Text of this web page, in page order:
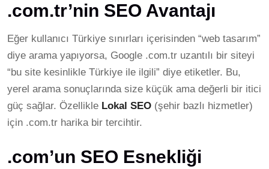
.com.tr’nin SEO Avantajı
Eğer kullanıcı Türkiye sınırları içerisinden “web tasarım”
diye arama yapıyorsa, Google .com.tr uzantılı bir siteyi
“bu site kesinlikle Türkiye ile ilgili” diye etiketler. Bu,
yerel arama sonuçlarında size küçük ama değerli bir itici
güç sağlar. Özellikle Lokal SEO (şehir bazlı hizmetler)
için .com.tr harika bir tercihtir.
.com’un SEO Esnekliği